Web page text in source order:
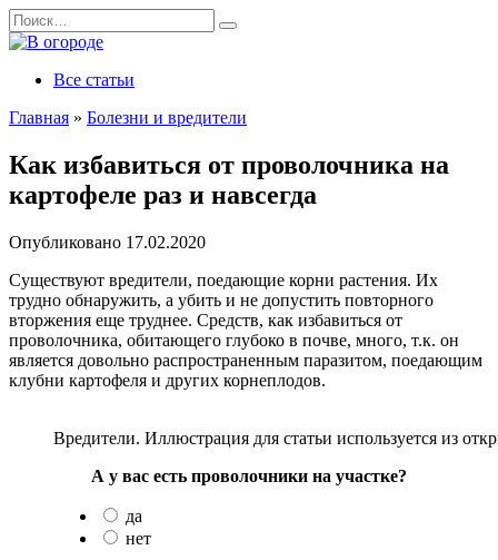
Перейти
к
содержанию
Search
for:
Все статьи
Главная » Болезни и вредители
Как избавиться от проволочника на
картофеле раз и навсегда
Опубликовано 17.02.2020
Существуют вредители, поедающие корни растения. Их
трудно обнаружить, а убить и не допустить повторного
вторжения еще труднее. Средств, как избавиться от
проволочника, обитающего глубоко в почве, много, т.к. он
является довольно распространенным паразитом, поедающим
клубни картофеля и других корнеплодов.
Вредители. Иллюстрация для статьи используется из
А у вас есть проволочники на участке?
да
нет